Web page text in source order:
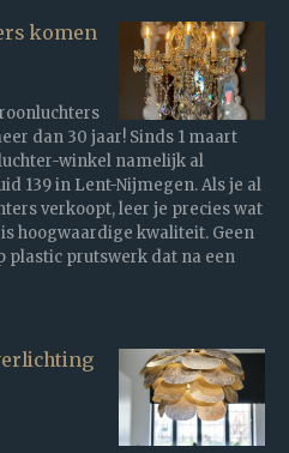
komen
dan 30 jaar! Sinds 1 maart
winkel namelijk al
139 in Lent-Nijmegen. Als je al
verkoopt, leer je precies wat
hoogwaardige kwaliteit. Geen
plastic prutswerk dat na een